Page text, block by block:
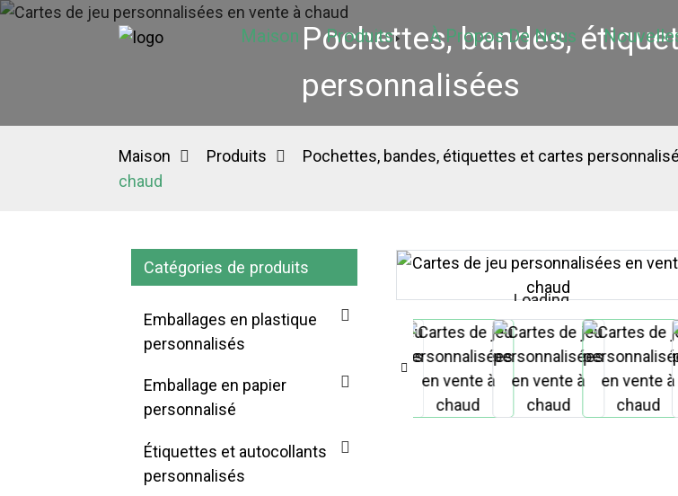
Maison Produits À Propos De Nous
Pochettes, bandes,
personnalisées
Maison Produits Pochettes, bandes, étiquettes et cartes
chaud
Catégories de produits
Emballages en plastique
personnalisés
Emballage en papier
personnalisé
Étiquettes et autocollants
personnalisés
Loading...
Loading...